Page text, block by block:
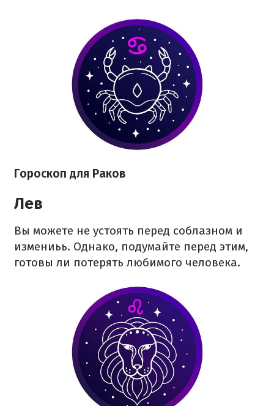
Гороскоп для Раков
Лев
Вы можете не устоять перед соблазном и
измениьь. Однако, подумайте перед этим,
готовы ли потерять любимого человека.